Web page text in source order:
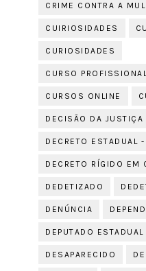
CRIME CONTRA A
CUIRIOSIDADES
CURIOSIDADES
CURSO
CURSOS ONLINE
DECISÃO DA JUSTIÇA
DECRETO ESTADUAL
DECRETO RÍGIDO EM
DEDETIZADO
DENÚNCIA
DEPUTADO
DESAPARECIDO